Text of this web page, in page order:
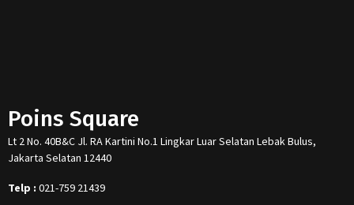
Poins Square
Lt 2 No. 40B&C Jl. RA Kartini No.1 Lingkar Luar Selatan Lebak Bulus,
Jakarta Selatan 12440
Telp : 021-759 21439